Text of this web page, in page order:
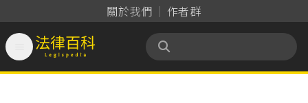
關於我們 作者群
法律百科 Legispedia